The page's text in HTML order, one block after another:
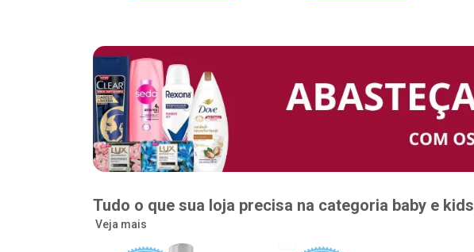
Tudo o que sua loja precisa na categoria baby e kids
Veja mais